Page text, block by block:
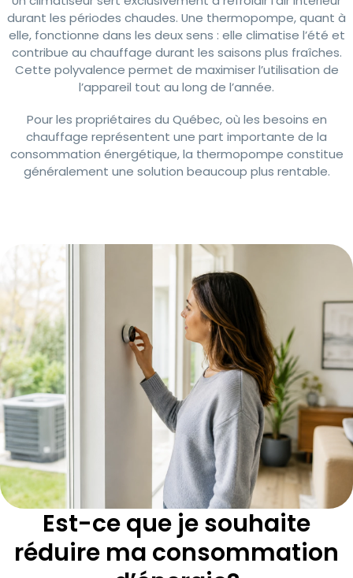
durant les périodes chaudes. Une thermopompe, quant à
elle, fonctionne dans les deux sens : elle climatise l’été et
contribue au chauffage durant les saisons plus fraîches.
Cette polyvalence permet de maximiser l’utilisation de
l’appareil tout au long de l’année.
Pour les propriétaires du Québec, où les besoins en
chauffage représentent une part importante de la
consommation énergétique, la thermopompe constitue
généralement une solution beaucoup plus rentable.
Est-ce que je souhaite
réduire ma consommation